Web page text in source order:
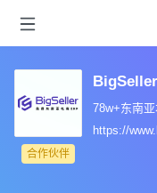
合作伙伴
BigSeller
78w+东南
https://